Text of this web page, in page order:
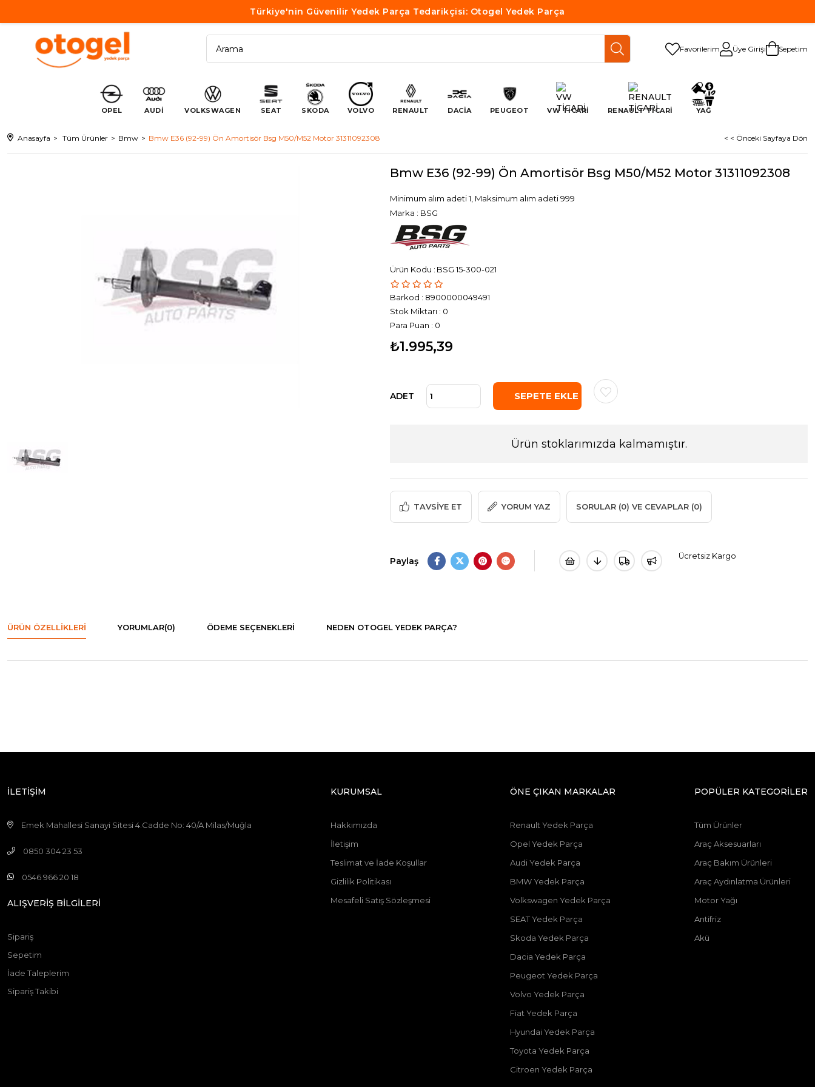
Türkiye'nin Güvenilir Yedek Parça Tedarikçisi: Otogel Yedek Parça
Favorilerim Üye Girişi Sepetim
OPEL AUDİ VOLKSWAGEN SEAT SKODA VOLVO RENAULT DACİA PEUGEOT VW TİCARİ RENAULT TİCARİ YAĞ
Anasayfa Tüm Ürünler Bmw Bmw E36 (92-99) Ön Amortisör Bsg M50/M52 Motor 31311092308 < < Önceki Sayfaya Dön
Bmw E36 (92-99) Ön Amortisör Bsg M50/M52 Motor 31311092308
Minimum alım adeti 1, Maksimum alım adeti 999
Marka : BSG
BSG 15-300-021
Barkod : 8900000049491
Stok Miktarı : 0
Para Puan : 0
₺1.995,39
ADET
Ürün stoklarımızda kalmamıştır.
TAVSIYE ET YORUM YAZ SORULAR (0) VE CEVAPLAR (0)
Paylaş Ücretsiz Kargo
ÜRÜN ÖZELLIKLERI YORUMLAR(0) ÖDEME SEÇENEKLERI NEDEN OTOGEL YEDEK PARÇA?
İLETİŞİM
Emek Mahallesi Sanayi Sitesi 4.Cadde No: 40/A Milas/Muğla
0850 304 23 53
0546 966 20 18
ALIŞVERİŞ BİLGİLERİ
Sipariş
Sepetim
İade Taleplerim
Sipariş Takibi
KURUMSAL
Hakkımızda
İletişim
Teslimat ve İade Koşullar
Gizlilik Politikası
Mesafeli Satış Sözleşmesi
ÖNE ÇIKAN MARKALAR
Renault Yedek Parça
Opel Yedek Parça
Audi Yedek Parça
BMW Yedek Parça
Volkswagen Yedek Parça
SEAT Yedek Parça
Skoda Yedek Parça
Dacia Yedek Parça
Peugeot Yedek Parça
Volvo Yedek Parça
Fiat Yedek Parça
Hyundai Yedek Parça
Toyota Yedek Parça
Citroen Yedek Parça
POPÜLER KATEGORİLER
Tüm Ürünler
Araç Aksesuarları
Araç Bakım Ürünleri
Araç Aydınlatma Ürünleri
Motor Yağı
Antifriz
Akü